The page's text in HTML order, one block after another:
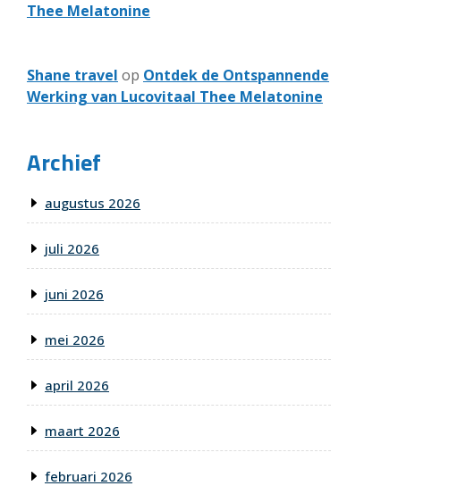
Thee Melatonine
Shane travel op Ontdek de Ontspannende
Werking van Lucovitaal Thee Melatonine
Archief
augustus 2026
juli 2026
juni 2026
mei 2026
april 2026
maart 2026
februari 2026